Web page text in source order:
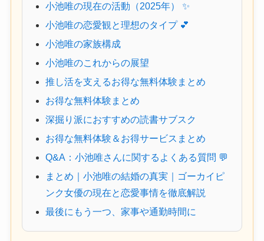
小池唯の現在の活動（2025年） ✨
小池唯の恋愛観と理想のタイプ 💕
小池唯の家族構成
小池唯のこれからの展望
推し活を支えるお得な無料体験まとめ
お得な無料体験まとめ
深掘り派におすすめの読書サブスク
お得な無料体験＆お得サービスまとめ
Q&A：小池唯さんに関するよくある質問 💬
まとめ｜小池唯の結婚の真実｜ゴーカイピ
ンク女優の現在と恋愛事情を徹底解説
最後にもう一つ、家事や通勤時間に